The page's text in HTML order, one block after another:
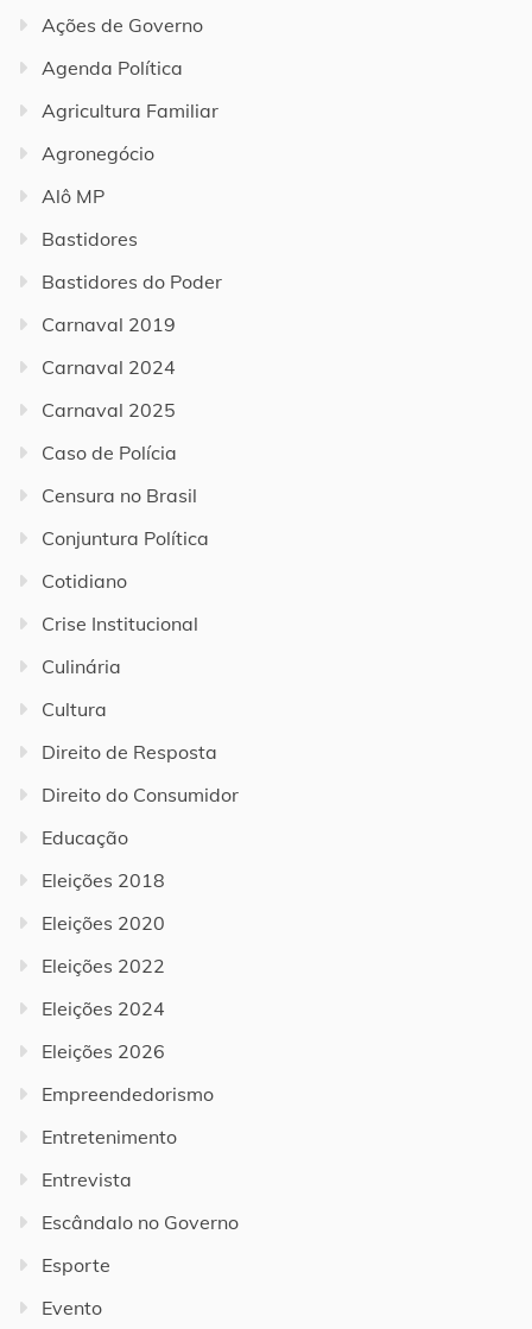
Ações de Governo
Agenda Política
Agricultura Familiar
Agronegócio
Alô MP
Bastidores
Bastidores do Poder
Carnaval 2019
Carnaval 2024
Carnaval 2025
Caso de Polícia
Censura no Brasil
Conjuntura Política
Cotidiano
Crise Institucional
Culinária
Cultura
Direito de Resposta
Direito do Consumidor
Educação
Eleições 2018
Eleições 2020
Eleições 2022
Eleições 2024
Eleições 2026
Empreendedorismo
Entretenimento
Entrevista
Escândalo no Governo
Esporte
Evento